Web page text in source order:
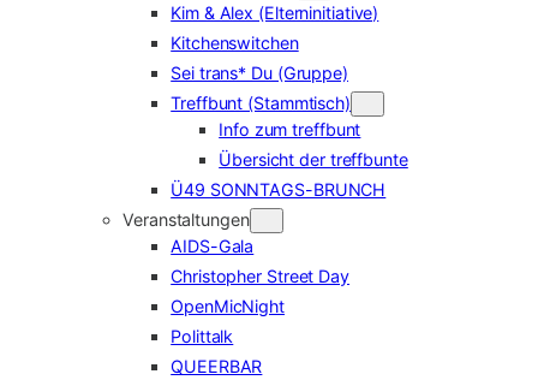
Kim & Alex (Elterninitiative)
Kitchenswitchen
Sei trans* Du (Gruppe)
Treffbunt (Stammtisch)
Info zum treffbunt
Übersicht der treffbunte
Ü49 SONNTAGS-BRUNCH
Veranstaltungen
AIDS-Gala
Christopher Street Day
OpenMicNight
Polittalk
QUEERBAR